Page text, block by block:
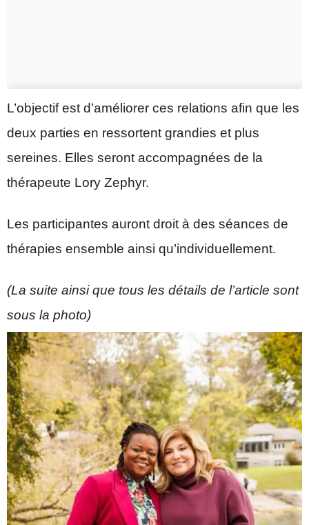
L’objectif est d’améliorer ces relations afin que les
deux parties en ressortent grandies et plus
sereines. Elles seront accompagnées de la
thérapeute Lory Zephyr.
Les participantes auront droit à des séances de
thérapies ensemble ainsi qu’individuellement.
(La suite ainsi que tous les détails de l’article sont
sous la photo)